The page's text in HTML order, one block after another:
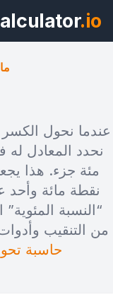
.io
ما هو
نحدد المعادل
نقطة مائة
“النسبة
من التنقيب
حاسبة